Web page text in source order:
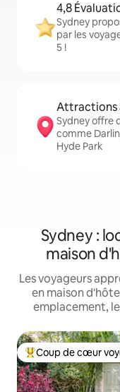
4,8
Sydney
par les
5 !
Attractions
Sydney offre
comme
Hyde Park
Sydney :
maison
Les voyageurs
en maison
emplacement,
Coups de cœur
Coup de cœur